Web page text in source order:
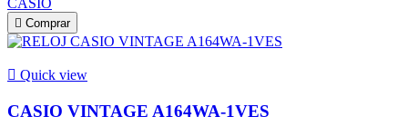
CASIO
 Comprar
 Quick view
CASIO VINTAGE A164WA-1VES